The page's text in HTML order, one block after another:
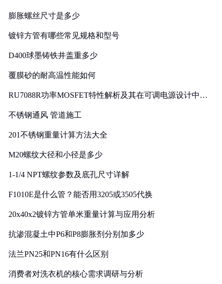
膨胀螺丝尺寸是多少
镀锌方管有哪些常见规格和型号
D400球墨铸铁井盖重多少
覆膜砂的耐高温性能如何
RU7088R功率MOSFET特性解析及其在可调电源设计中的
不锈钢通风 管道施工
201不锈钢重量计算方法大全
M20螺纹大径和小径是多少
1-1/4 NPT螺纹参数及底孔尺寸详解
F1010E是什么管？能否用3205或3505代换
20x40x2镀锌方管单米重量计算与应用分析
抗渗混凝土中P6和P8膨胀剂分别加多少
法兰PN25和PN16有什么区别
消费者对洗衣机的核心需求调研与分析